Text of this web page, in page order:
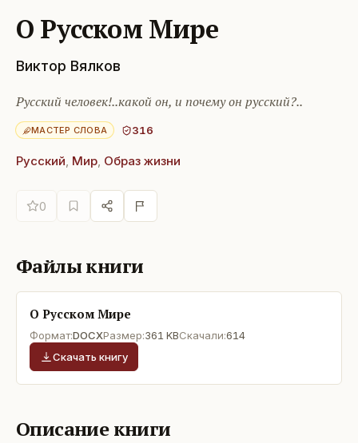
О Русском Мире
Виктор Вялков
Русский человек!..какой он, и почему он русский?..
МАСТЕР СЛОВА 316
Русский, Мир, Образ жизни
0
Файлы книги
О Русском Мире
Формат:DOCXРазмер:361 KBСкачали:614
Скачать книгу
Описание книги